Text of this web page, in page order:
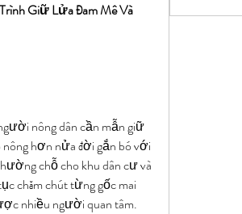
Giữ Lửa Đam Mê Và
nông dân cần mẫn giữ
hơn nửa đời gắn bó với
chỗ cho khu dân cư và
chăm chút từng gốc mai
nhiều người quan tâm.